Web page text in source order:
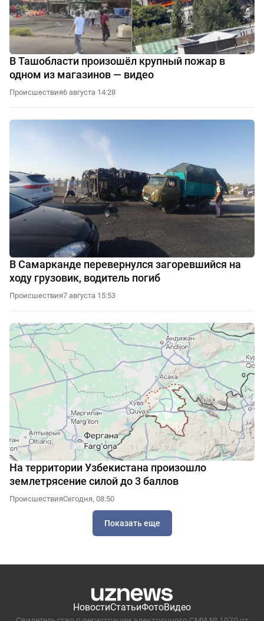
В Ташобласти произошёл крупный пожар в
одном из магазинов — видео
Происшествия6 августа 14:28
В Самарканде перевернулся загоревшийся на
ходу грузовик, водитель погиб
Происшествия7 августа 15:53
На территории Узбекистана произошло
землетрясение силой до 3 баллов
ПроисшествияСегодня, 08:50
Показать еще
НовостиСтатьиФотоВидео